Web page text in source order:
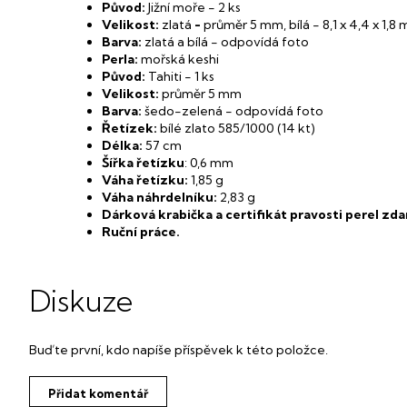
Původ: Jižní moře - 2 ks
Velikost: zlatá - průměr 5 mm, bílá - 8,1 x 4,4 x 1,8
Barva: zlatá a bílá - odpovídá foto
Perla: mořská keshi
Původ: Tahiti - 1 ks
Velikost: průměr 5 mm
Barva: šedo-zelená - odpovídá foto
Řetízek: bílé zlato 585/1000 (14 kt)
Délka: 57 cm
Šířka řetízku: 0,6 mm
Váha řetízku: 1,85 g
Váha náhrdelníku: 2,83 g
Dárková krabička a certifikát pravosti perel
Ruční práce.
Diskuze
Buďte první, kdo napíše příspěvek k této položce.
Přidat komentář